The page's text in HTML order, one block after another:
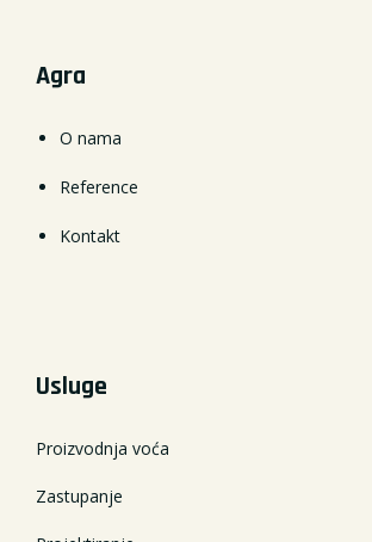
Agra
O nama
Reference
Kontakt
Usluge
Proizvodnja voća
Zastupanje